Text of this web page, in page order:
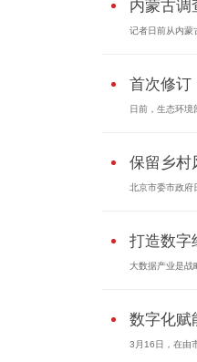
内蒙古调
记者日前从内蒙
首次修订
日前，生态环境
保留乡村
北京市委市政府
打造数字
大数据产业是战
数字化赋
3月16日，在由